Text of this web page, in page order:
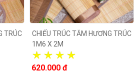
TRÚC
CHIẾU TRÚC TĂM HƯƠNG TRÚC
1M6 X 2M
620.000 đ